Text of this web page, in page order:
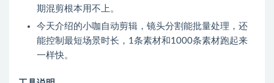
期混剪根本用不上。
今天介绍的小咖自动剪辑，镜头分割能批量处理，还
能控制最短场景时长，1条素材和1000条素材跑起来
一样快。